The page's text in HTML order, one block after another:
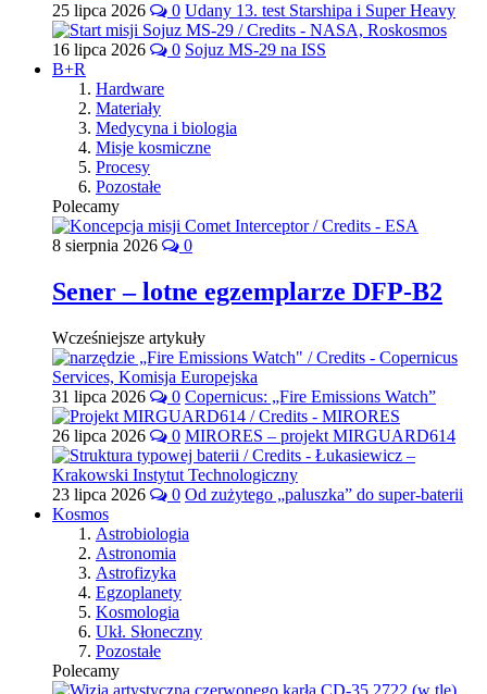
25 lipca 2026 0 Udany 13. test Starshipa i Super Heavy
16 lipca 2026 0 Sojuz MS-29 na ISS
B+R
Hardware
Materiały
Medycyna i biologia
Misje kosmiczne
Procesy
Pozostałe
Polecamy
8 sierpnia 2026 0
Sener – lotne egzemplarze DFP-B2
Wcześniejsze artykuły
31 lipca 2026 0 Copernicus: „Fire Emissions Watch”
26 lipca 2026 0 MIRORES – projekt MIRGUARD614
23 lipca 2026 0 Od zużytego „paluszka” do super-baterii
Kosmos
Astrobiologia
Astronomia
Astrofizyka
Egzoplanety
Kosmologia
Ukł. Słoneczny
Pozostałe
Polecamy